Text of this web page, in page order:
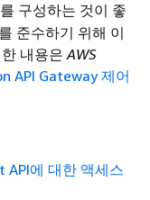
구성하는 것이 좋
준수하기 위해 이
한 내용은AWS
API Gateway 제어
API에 대한 액세스